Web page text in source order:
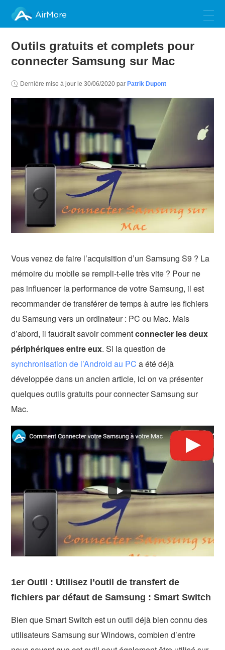
AirMore
Outils gratuits et complets pour
connecter Samsung sur Mac
Dernière mise à jour le30/06/2020 par Patrik Dupont
Vous venez de faire l’acquisition d’un Samsung S9 ? La
mémoire du mobile se rempli-t-elle très vite ? Pour ne
pas influencer la performance de votre Samsung, il est
recommander de transférer de temps à autre les fichiers
du Samsung vers un ordinateur : PC ou Mac. Mais
d’abord, il faudrait savoir commentconnecter les deux
périphériques entre eux. Si la question de
synchronisation de l’Android au PC a été déjà
développée dans un ancien article, ici on va présenter
quelques outils gratuits pour connecter Samsung sur
Mac.
1er Outil : Utilisez l’outil de transfert de
fichiers par défaut de Samsung : Smart Switch
Bien que Smart Switch est un outil déjà bien connu des
utilisateurs Samsung sur Windows, combien d’entre